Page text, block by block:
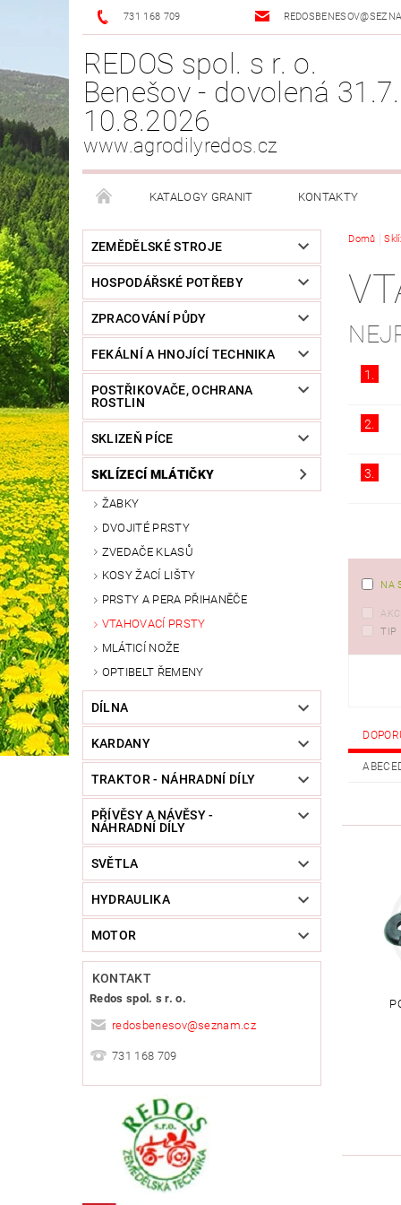
731 168 709
REDOS spol. s r. o.
Benešov - dovolená
10.8.2026
www.agrodilyredos.cz
KATALOGY GRANIT KONTAKTY
ZEMĚDĚLSKÉ STROJE
HOSPODÁŘSKÉ POTŘEBY
ZPRACOVÁNÍ PŮDY
FEKÁLNÍ A HNOJÍCÍ TECHNIKA
POSTŘIKOVAČE, OCHRANA
ROSTLIN
SKLIZEŇ PÍCE
SKLÍZECÍ MLÁTIČKY
ŽABKY
DVOJITÉ PRSTY
ZVEDAČE KLASŮ
KOSY ŽACÍ LIŠTY
PRSTY A PERA PŘIHANĚČE
VTAHOVACÍ PRSTY
MLÁTICÍ NOŽE
OPTIBELT ŘEMENY
DÍLNA
KARDANY
TRAKTOR - NÁHRADNÍ DÍLY
PŘÍVĚSY A NÁVĚSY -
NÁHRADNÍ DÍLY
SVĚTLA
HYDRAULIKA
MOTOR
KONTAKT
Redos spol. s r. o.
redosbenesov@seznam.cz
731 168 709
Domů
1.
2.
3.
NA
TIP